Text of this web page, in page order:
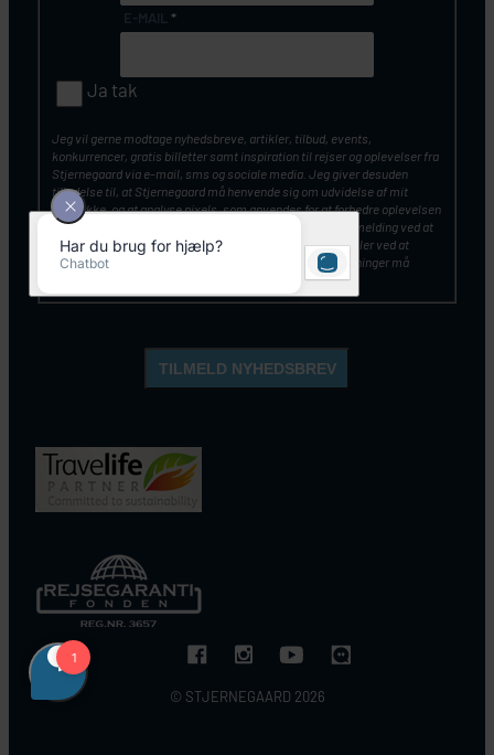
© STJERNEGAARD 2026
*
Ja tak
Jeg vil gerne modtage nyhedsbreve, artikler, tilbud, events,
konkurrencer, gratis billetter samt inspiration til rejser og oplevelser fra
Stjernegaard via e-mail, sms og sociale media. Jeg giver desuden
tilladelse til, at Stjernegaard må henvende sig om udvidelse af mit
samtykke, og at analyse pixels, som anvendes for at forbedre oplevelsen
af vores kommunikation. Du kan altid tilbagekalde din tilmelding ved at
klikke på ”Afmeld nyhedsbrev” nederst i nyhedsbrevet – eller ved at
kontakte Stjernegaards kundeservice. Mine personoplysninger må